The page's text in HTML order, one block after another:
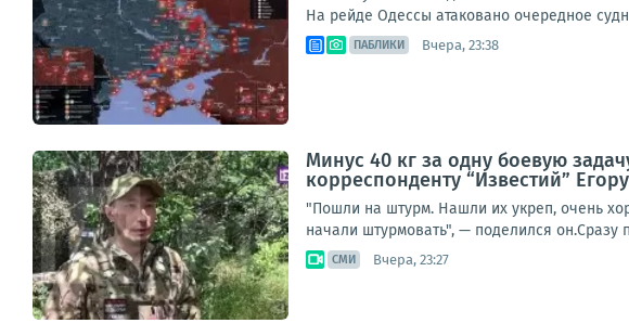
На рейде Одессы атаковано очередное
ПАБЛИКИ Вчера, 23:38
Минус 40 кг за одну боевую
корреспонденту “Известий”
"Пошли на штурм. Нашли их укреп, очень
начали штурмовать", — поделился он.Сразу
СМИ Вчера, 23:27